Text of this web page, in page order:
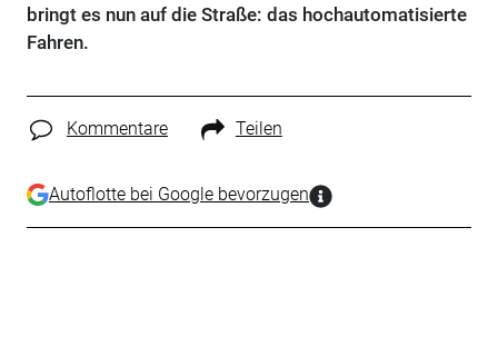
bringt es nun auf die Straße: das hochautomatisierte
Fahren.
Kommentare Teilen
Autoflotte bei Google bevorzugen